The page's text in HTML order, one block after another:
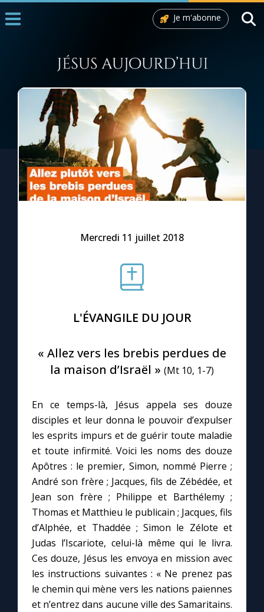
1000 Raisons de Croire
L'actualité de la semaine
La chaîne Youtube
Le site internet
Prier au quotidien
Avec Thérèse de Lisieux
L'Évangile chaque jour
Les premiers samedis du mois
Marie qui défait les nœuds
Me consacrer à Jésus par Marie
Je m'abonne
Mercredi 11 juillet 2018
L'ÉVANGILE DU JOUR
« Allez vers les brebis perdues de
la maison d’Israël » (Mt 10, 1-7)
En ce temps-là, Jésus appela ses douze
disciples et leur donna le pouvoir d’expulser
les esprits impurs et de guérir toute maladie
et toute infirmité. Voici les noms des douze
Apôtres : le premier, Simon, nommé Pierre ;
André son frère ; Jacques, fils de Zébédée, et
Jean son frère ; Philippe et Barthélemy ;
Thomas et Matthieu le publicain ; Jacques, fils
d’Alphée, et Thaddée ; Simon le Zélote et
Judas l’Iscariote, celui-là même qui le livra.
Ces douze, Jésus les envoya en mission avec
les instructions suivantes : « Ne prenez pas
le chemin qui mène vers les nations païennes
et n’entrez dans aucune ville des Samaritains.